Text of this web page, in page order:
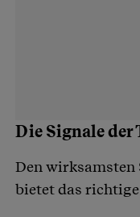
Die Signale der
Den wirksamsten
bietet das